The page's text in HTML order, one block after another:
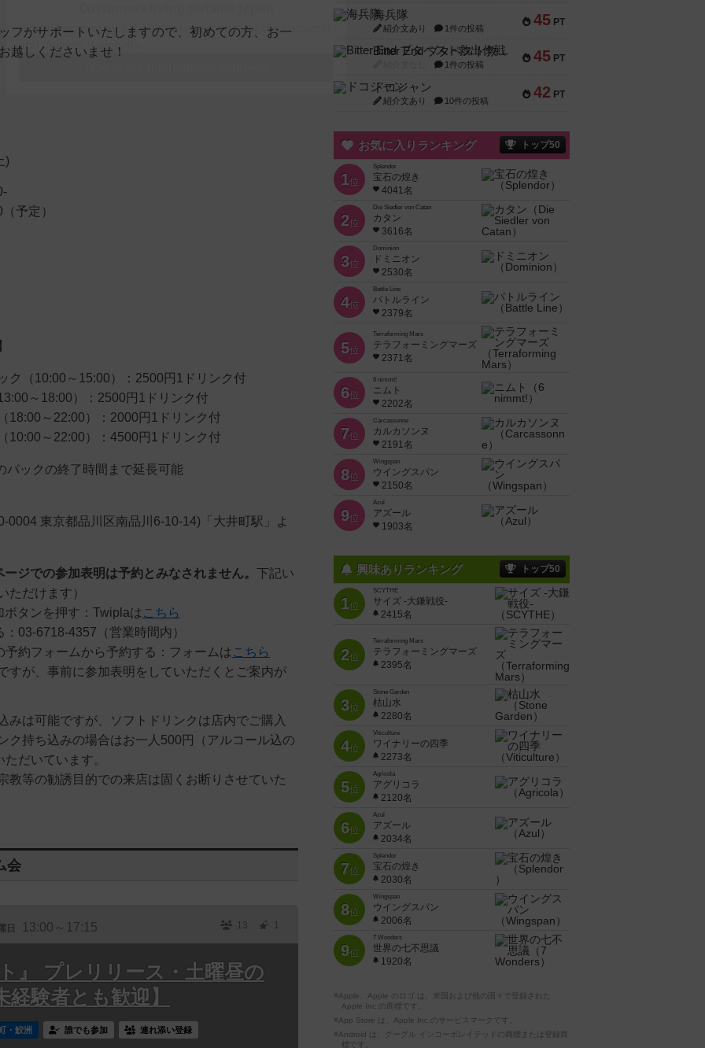
フがサポートいたしますので、初めての方、お一
越しくださいませ！
)
予定）
ク（10:00～15:00）：2500円1ドリンク付
～18:00）：2500円1ドリンク付
18:00～22:00）：2000円1ドリンク付
10:00～22:00）：4500円1ドリンク付
ックの終了時間まで延長可能
0004 東京都品川区南品川6-10-14)「大井町駅」よ
ージでの参加表明は予約とみなされません。 下記い
ただけます）
ボタンを押す：Twiplaは こちら
：03-6718-4357（営業時間内）
予約フォームから予約する：フォームは こちら
すが、事前に参加表明をしていただくとご案内が
みは可能ですが、ソフトドリンクは店内でご購入
ク持ち込みの場合はお一人500円（アルコール込の
だいています。
教等の勧誘目的での来店は固くお断りさせていた
会
日 13:00～17:15 13 1
』 プレリリース・土曜昼の
験者とも歓迎】
・鮫洲 誰でも参加 連れ添い登録
45 PT
海兵隊
紹介文あり 1件の投稿
45 PT
Bitter End ブタペスト救出作戦
1件の投稿
42 PT
ドコジャン
紹介文あり 10件の投稿
お気に入りランキング トップ50
1位
Splendor
宝石の煌き
4041名
2位
Die Siedler von Catan
カタン
3616名
3位
Dominion
ドミニオン
2530名
4位
Battle Line
バトルライン
2379名
5位
Terraforming Mars
テラフォーミングマーズ
2371名
6位
6 nimmt!
ニムト
2202名
7位
Carcassonne
カルカソンヌ
2191名
8位
Wingspan
ウイングスパン
2150名
9位
Azul
アズール
1903名
興味ありランキング トップ50
1位
SCYTHE
サイズ -大鎌戦役-
2415名
2位
Terraforming Mars
テラフォーミングマーズ
2395名
3位
Stone Garden
枯山水
2280名
4位
Viticulture
ワイナリーの四季
2273名
5位
Agricola
アグリコラ
2120名
6位
Azul
アズール
2034名
7位
Splendor
宝石の煌き
2030名
8位
Wingspan
ウイングスパン
2006名
9位
7 Wonders
世界の七不思議
1920名
※Apple、Apple のロゴ は、米国および他の国々で登録された
Apple Inc.の商標です。
※App Store は、Apple Inc.のサービスマークです。
※Android は、グーグル インコーポレイテッドの商標または登録商
標です。